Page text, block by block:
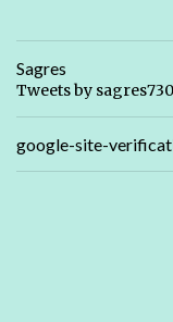
Sagres
Tweets by sagres730
google-site-